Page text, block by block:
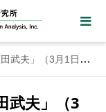
号） 12:30に発売開始！！
武夫」（3